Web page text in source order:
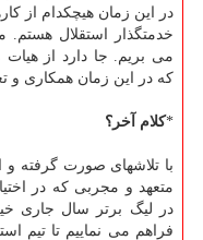
در این زمان هیچکدام از
خدمتگذار استقلال هستم.
می بریم. جا دارد از هیات
که در این زمان همکاری و
*کلام آخر؟
با تلاشهای صورت گرفته
متعهد و مجربی که در
در لیگ برتر سال جاری
فراهم می نماییم تا تیم